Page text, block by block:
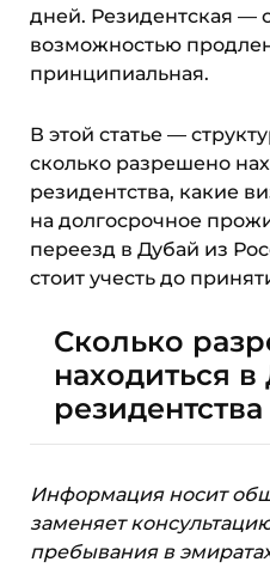
дней. Резидентская —
возможностью
принципиальная.
В этой статье —
сколько разрешено
резидентства, какие
на долгосрочное
переезд в Дубай из
стоит учесть до
Сколько
находиться в
резидентства
Информация носит
заменяет
пребывания в